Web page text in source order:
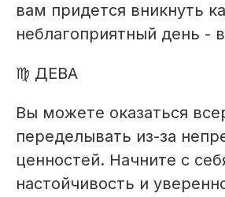
вам придется вникнуть
неблагоприятный день -
♍ ДЕВА
Вы можете оказаться
переделывать из-за
ценностей. Начните с
настойчивость и